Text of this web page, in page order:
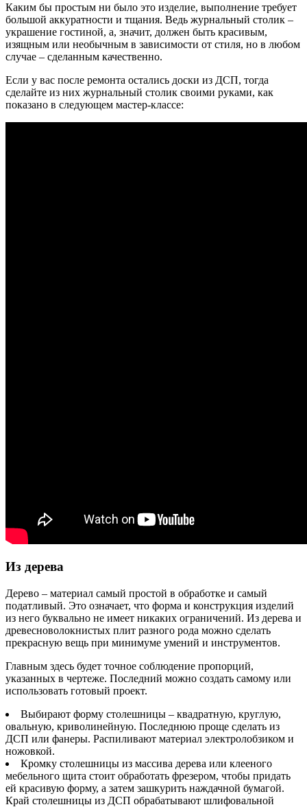
Каким бы простым ни было это изделие, выполнение требует
большой аккуратности и тщания. Ведь журнальный столик –
украшение гостиной, а, значит, должен быть красивым,
изящным или необычным в зависимости от стиля, но в любом
случае – сделанным качественно.
Если у вас после ремонта остались доски из ДСП, тогда
сделайте из них журнальный столик своими руками, как
показано в следующем мастер-классе:
Из дерева
Дерево – материал самый простой в обработке и самый
податливый. Это означает, что форма и конструкция изделий
из него буквально не имеет никаких ограничений. Из дерева и
древесноволокнистых плит разного рода можно сделать
прекрасную вещь при минимуме умений и инструментов.
Главным здесь будет точное соблюдение пропорций,
указанных в чертеже. Последний можно создать самому или
использовать готовый проект.
Выбирают форму столешницы – квадратную, круглую,
овальную, криволинейную. Последнюю проще сделать из
ДСП или фанеры. Распиливают материал электролобзиком и
ножовкой.
Кромку столешницы из массива дерева или клееного
мебельного щита стоит обработать фрезером, чтобы придать
ей красивую форму, а затем зашкурить наждачной бумагой.
Край столешницы из ДСП обрабатывают шлифовальной